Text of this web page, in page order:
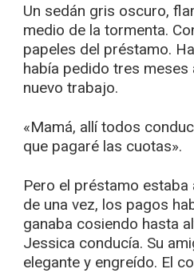
Un sedán gris oscuro,
medio de la tormenta.
papeles del préstamo.
había pedido tres meses
nuevo trabajo.
«Mamá, allí todos
que pagaré las cuotas».
Pero el préstamo
de una vez, los pagos
ganaba cosiendo hasta
Jessica conducía. Su
elegante y engreído. El